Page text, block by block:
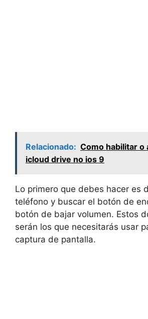
Relacionado: Como habilitar o
icloud drive no ios 9
Lo primero que debes hacer es
teléfono y buscar el botón de
botón de bajar volumen. Estos
serán los que necesitarás usar
captura de pantalla.